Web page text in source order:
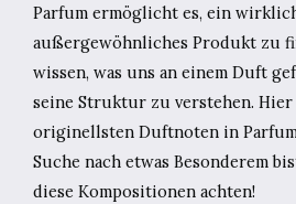
Parfum ermöglicht es, ein
außergewöhnliches Produkt zu
wissen, was uns an einem Duft
seine Struktur zu verstehen.
originellsten Duftnoten in
Suche nach etwas Besonderem
diese Kompositionen achten!